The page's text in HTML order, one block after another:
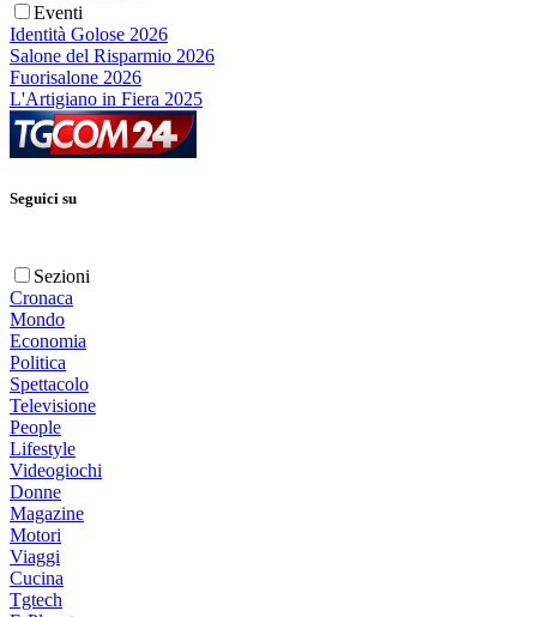
Eventi
Identità Golose 2026
Salone del Risparmio 2026
Fuorisalone 2026
L'Artigiano in Fiera 2025
Seguici su
Sezioni
Cronaca
Mondo
Economia
Politica
Spettacolo
Televisione
People
Lifestyle
Videogiochi
Donne
Magazine
Motori
Viaggi
Cucina
Tgtech